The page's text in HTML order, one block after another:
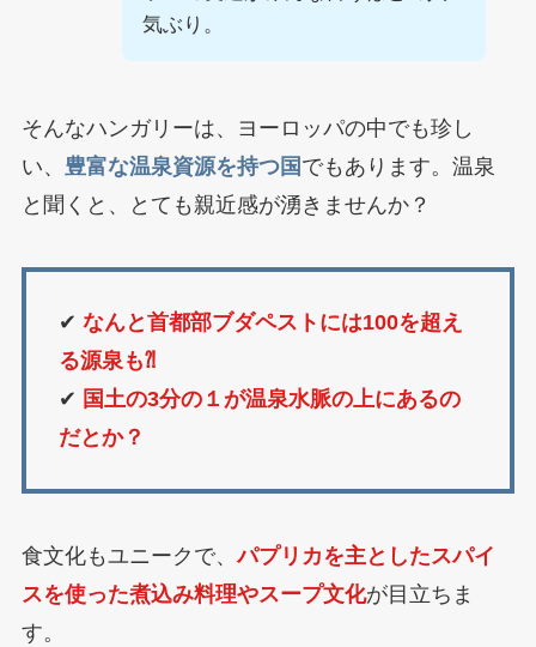
気ぶり。
そんなハンガリーは、ヨーロッパの中でも珍し
い、 豊富な温泉資源を持つ国 でもあります。温泉
と聞くと、とても親近感が湧きませんか？
✔︎ なんと首都部ブダペストには100を超え
る源泉も⁈
✔︎ 国土の3分の１が温泉水脈の上にあるの
だとか？
食文化もユニークで、パプリカを主としたスパイ
スを使った煮込み料理やスープ文化が目立ちま
す。